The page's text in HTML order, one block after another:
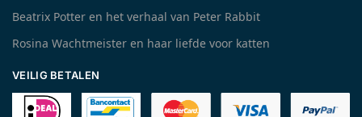
Beatrix Potter en het verhaal van Peter Rabbit
Rosina Wachtmeister en haar liefde voor katten
VEILIG BETALEN